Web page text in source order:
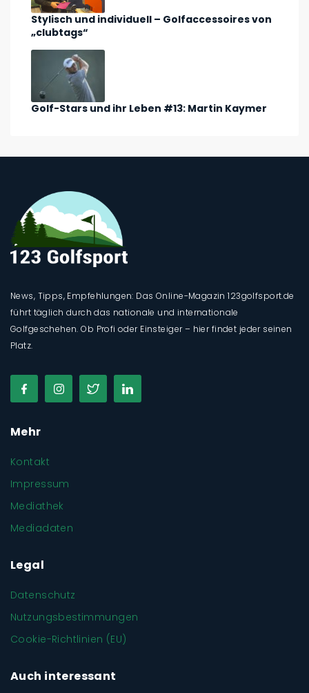
Stylisch und individuell – Golfaccessoires von
„clubtags“
Golf-Stars und ihr Leben #13: Martin Kaymer
News, Tipps, Empfehlungen: Das Online-Magazin 123golfsport.de
führt täglich durch das nationale und internationale
Golfgeschehen. Ob Profi oder Einsteiger – hier findet jeder seinen
Platz.
Mehr
Kontakt
Impressum
Mediathek
Mediadaten
Legal
Datenschutz
Nutzungsbestimmungen
Cookie-Richtlinien (EU)
Auch interessant